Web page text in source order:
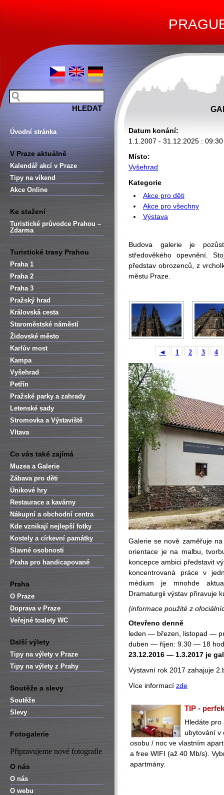
Úvodní stránka
V Praze aktuálně
Kalendář akcí v Praze
Tipy na víkend
Akce Online
Ke stažení
Turistické průvodce Prahou –
Zdarma
Turistické trasy Prahou
Praha 1
Praha 2
Praha 3
Pražský hrad
Královská cesta
Staroměstské náměstí
Židovské město
Karlův most
Kampa
Vyšehrad
Petřín
Pražské parky a zahrady
Letenské sady
Stromovka a Výstaviště
Vltava
Co vás také zajímá
Muzea a Galerie
Zábava pro děti
Únikové hry
Restaurace a kavárny
Nákupní a obchodní centra
Kde vznikají nejlepší fotky
Kostely a církevní památky
Slavné osobnosti
Praha pro handicapované
Praha
O Praze
Doprava v Praze
Veřejné toalety WC
Další výlety
Tipy na výlety v Praze
Tipy na výlety z Prahy
Soutěže a slevy
Soutěže
Slevy
Fotogalerie
Připravujeme nové fotografie
O nás
O nás
O webu
Datum konání:
1.1.2007 - 31.12.2025 :
Místo:
Vyšehrad
Kategorie
Akce pro děti
Akce pro všechny
Výstava
Budova galerie je
středověkého opevnění.
představ obrozenců, z
městu Praze.
◄ 1 2 3 4
Galerie se nově zaměřuje
orientace je na malbu,
koncepce ambici představit
koncentrovaná práce v
médium je mnohde
Dramaturgii výstav přiravuje
(informace použité z
Otevřeno denně
leden — březen, listopad —
duben — říjen: 9.30 — 18
23.12.2016 — 1.3.2017 je
Výstavní rok 2017 zahajuje
Více informací zde
TIP -
Hledáte pro
ubytování v
osobu / noc ve vlastním
a free WIFI (až 40 Mb/s).
apartmány.